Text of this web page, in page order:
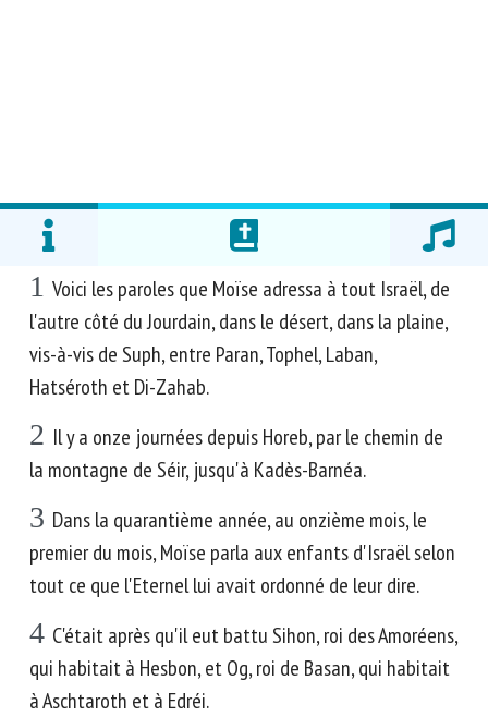
1 Voici les paroles que Moïse adressa à tout Israël, de
l'autre côté du Jourdain, dans le désert, dans la plaine,
vis-à-vis de Suph, entre Paran, Tophel, Laban,
Hatséroth et Di-Zahab.
2 Il y a onze journées depuis Horeb, par le chemin de
la montagne de Séir, jusqu'à Kadès-Barnéa.
3 Dans la quarantième année, au onzième mois, le
premier du mois, Moïse parla aux enfants d'Israël selon
tout ce que l'Eternel lui avait ordonné de leur dire.
4 C'était après qu'il eut battu Sihon, roi des Amoréens,
qui habitait à Hesbon, et Og, roi de Basan, qui habitait
à Aschtaroth et à Edréi.